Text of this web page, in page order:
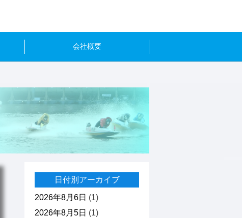
会社概要
日付別アーカイブ
2026年8月6日 (1)
2026年8月5日 (1)